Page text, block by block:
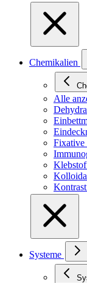
Chemikalien
Alle
Fixative
Systeme